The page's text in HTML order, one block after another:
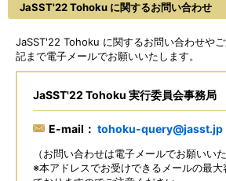
JaSST'22 Tohoku に関するお問い合わせ
JaSST'22 Tohoku に関するお問い合わせや
記まで電子メールでお願いいたします。
JaSST'22 Tohoku 実行委員会事務局
E-mail： tohoku-query@jasst.jp
（お問い合わせは電子メールでお願いいた
※本アドレスでお受けできるメールの最